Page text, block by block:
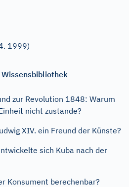
1999)
zur Revolution 1848: Warum
nicht zustande?
XIV. ein Freund der Künste?
sich Kuba nach der
Konsument berechenbar?